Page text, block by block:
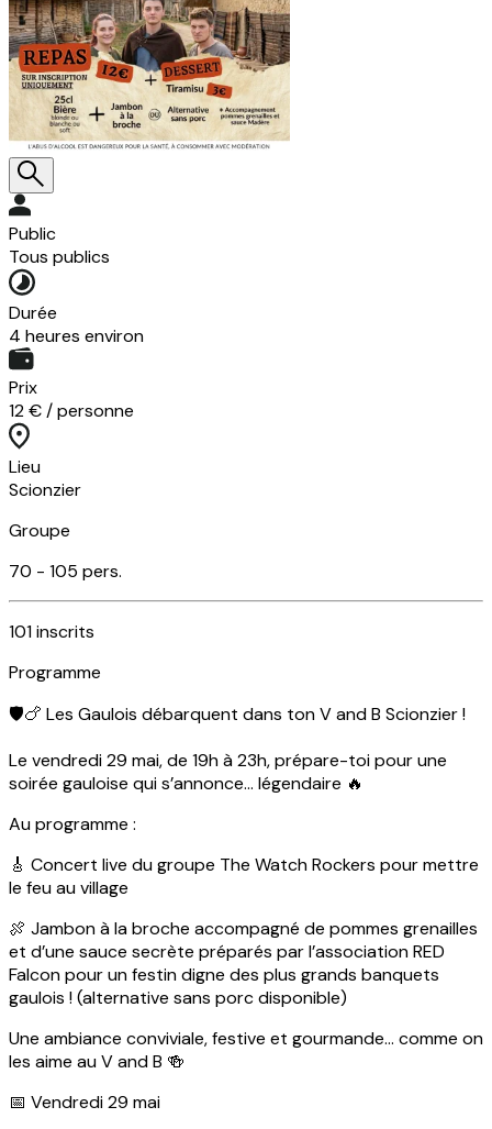
Public
Tous publics
Durée
4 heures environ
Prix
12 € / personne
Lieu
Scionzier
Groupe
70 - 105 pers.
101inscrits
Programme
🛡️🍗 Les Gaulois débarquent dans ton V and B Scionzier !
Le vendredi 29 mai, de 19h à 23h, prépare-toi pour une
soirée gauloise qui s’annonce… légendaire 🔥
Au programme :
🎸 Concert live du groupe The Watch Rockers pour mettre
le feu au village
🍖 Jambon à la broche accompagné de pommes grenailles
et d’une sauce secrète préparés par l’association RED
Falcon pour un festin digne des plus grands banquets
gaulois ! (alternative sans porc disponible)
Une ambiance conviviale, festive et gourmande… comme on
les aime au V and B 🍻
📅 Vendredi 29 mai